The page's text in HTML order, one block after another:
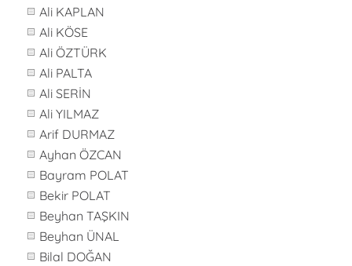
Ali KAPLAN
Ali KÖSE
Ali ÖZTÜRK
Ali PALTA
Ali SERİN
Ali YILMAZ
Arif DURMAZ
Ayhan ÖZCAN
Bayram POLAT
Bekir POLAT
Beyhan TAŞKIN
Beyhan ÜNAL
Bilal DOĞAN